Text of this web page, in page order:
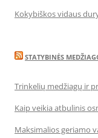
Kokybiškos vidaus
STATYBINĖS
Trinkelių medžiagų ir
Kaip veikia atbulinis
Maksimalios geriamo